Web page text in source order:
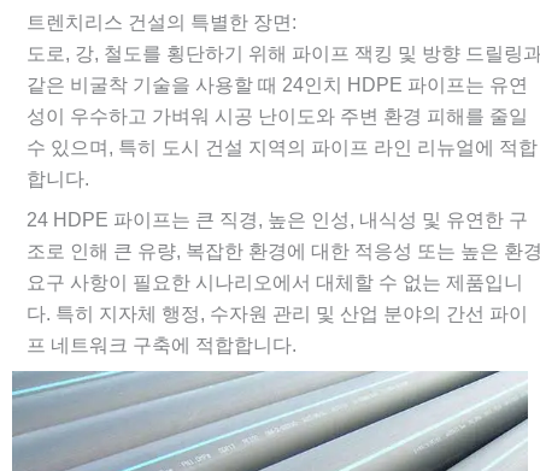
트렌치리스 건설의 특별한 장면:
도로, 강, 철도를 횡단하기 위해 파이프 잭킹 및 방향 드릴링
같은 비굴착 기술을 사용할 때 24인치 HDPE 파이프는 유연
성이 우수하고 가벼워 시공 난이도와 주변 환경 피해를 줄일
수 있으며, 특히 도시 건설 지역의 파이프 라인 리뉴얼에 적합
합니다.
24 HDPE 파이프는 큰 직경, 높은 인성, 내식성 및 유연한 구
조로 인해 큰 유량, 복잡한 환경에 대한 적응성 또는 높은 환
요구 사항이 필요한 시나리오에서 대체할 수 없는 제품입니
다. 특히 지자체 행정, 수자원 관리 및 산업 분야의 간선 파이
프 네트워크 구축에 적합합니다.